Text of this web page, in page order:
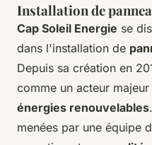
Installation de
Cap Soleil Energie se
dans l'installation de
Depuis sa création en
comme un acteur
énergies renouvelables
menées par une équipe